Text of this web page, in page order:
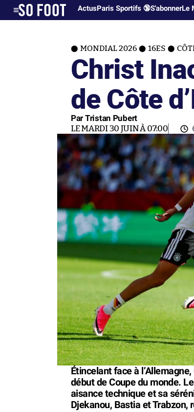
ActusParis Sportifs 🔞S'abonnerLe
MONDIAL 2026 16ES
Christ
de Côte
Par Tristan Pubert
LE MARDI 30 JUIN À 07:00
Étincelant face à
début de Coupe du monde.
aisance technique et sa
Djekanou, Bastia et Trabzon,